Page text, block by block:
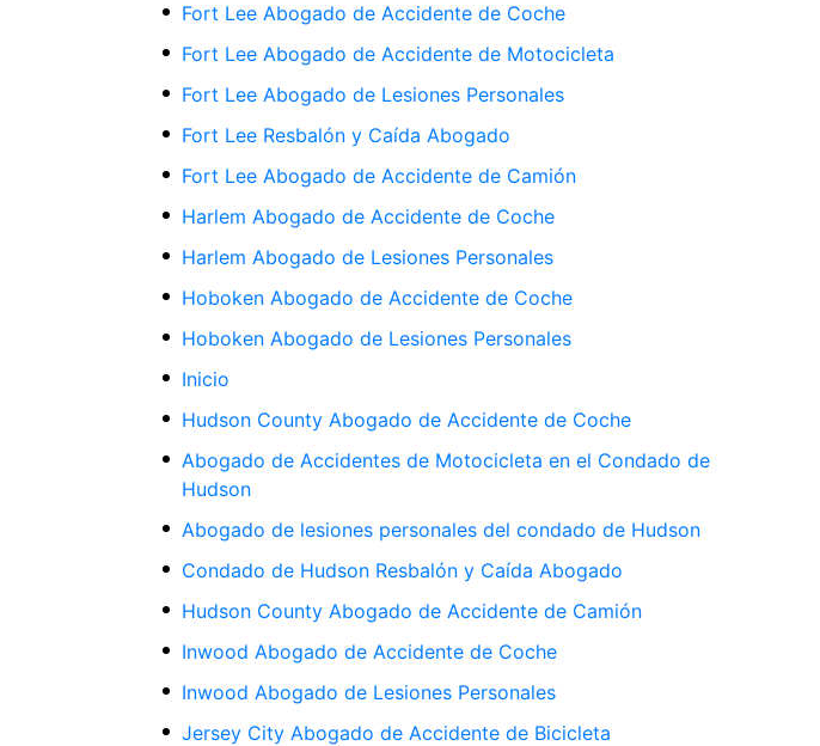
Fort Lee Abogado de Accidente de Coche
Fort Lee Abogado de Accidente de Motocicleta
Fort Lee Abogado de Lesiones Personales
Fort Lee Resbalón y Caída Abogado
Fort Lee Abogado de Accidente de Camión
Harlem Abogado de Accidente de Coche
Harlem Abogado de Lesiones Personales
Hoboken Abogado de Accidente de Coche
Hoboken Abogado de Lesiones Personales
Inicio
Hudson County Abogado de Accidente de Coche
Abogado de Accidentes de Motocicleta en el Condado de
Hudson
Abogado de lesiones personales del condado de Hudson
Condado de Hudson Resbalón y Caída Abogado
Hudson County Abogado de Accidente de Camión
Inwood Abogado de Accidente de Coche
Inwood Abogado de Lesiones Personales
Jersey City Abogado de Accidente de Bicicleta